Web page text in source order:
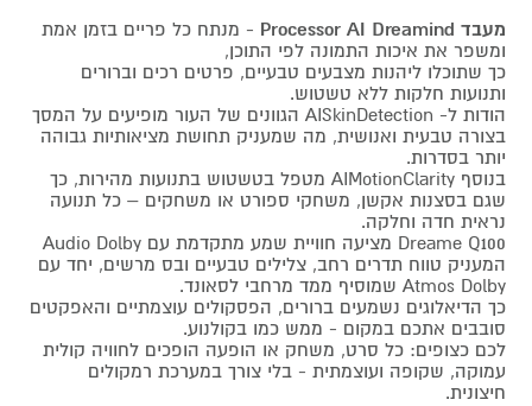
מעבד Processor AI Dreamind
- מנתח כל פריים בזמן אמת
ומשפר את איכות התמונה לפי התוכן,
כך שתוכלו ליהנות מצבעים טבעיים, פרטים רכים וברורים
ותנועות חלקות ללא טשטוש.
הודות ל- AISkinDetection הגוונים של העור מופיעים על המסך
בצורה טבעית ואנושית, מה שמעניק תחושת מציאותיות גבוהה
יותר בסדרות.
בנוסף AIMotionClarity מטפל בטשטוש בתנועות מהירות, כך
שגם בסצנות אקשן, משחקי ספורט או משחקים – כל תנועה
נראית חדה וחלקה.
Dreame Q100 מציעה חוויית שמע מתקדמת עם Audio Dolby
המעניק טווח תדרים רחב, צלילים טבעיים ובס מרשים, יחד עם
Atmos Dolby שמוסיף ממד מרחבי לסאונד.
כך הדיאלוגים נשמעים ברורים, הפסקולים עוצמתיים והאפקטים
סובבים אתכם במקום - ממש כמו בקולנוע.
לכם כצופים: כל סרט, משחק או הופעה הופכים לחוויה קולית
עמוקה, שקופה ועוצמתית - בלי צורך במערכת רמקולים
חיצונית.